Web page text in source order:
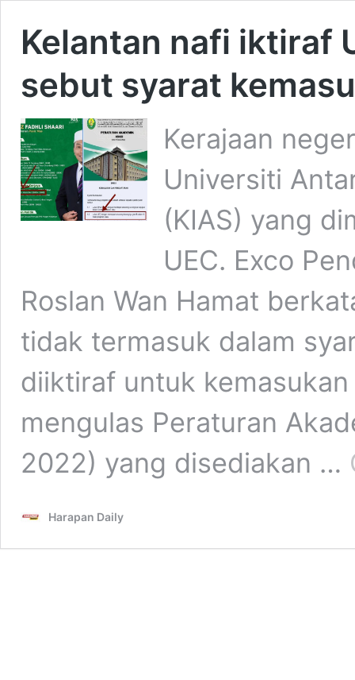
Kelantan nafi iktiraf
sebut syarat
Kerajaan
Universiti
(KIAS) yang
UEC. Exco
Roslan Wan Hamat
tidak termasuk dalam
diiktiraf untuk
mengulas Peraturan
2022) yang disediakan …
Harapan Daily